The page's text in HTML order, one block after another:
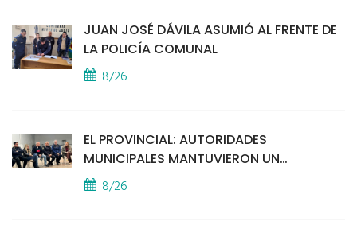
JUAN JOSÉ DÁVILA ASUMIÓ AL FRENTE DE
LA POLICÍA COMUNAL
8/26
EL PROVINCIAL: AUTORIDADES
MUNICIPALES MANTUVIERON UN
ENCUENTRO CON VECINOS POR LA
SEGURIDAD
8/26